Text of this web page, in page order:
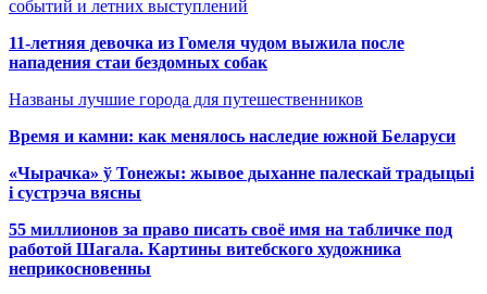
событий и летних выступлений
11-летняя девочка из Гомеля чудом выжила после
нападения стаи бездомных собак
Названы лучшие города для путешественников
Время и камни: как менялось наследие южной Беларуси
«Чырачка» ў Тонежы: жывое дыханне палескай традыцыі
і сустрэча вясны
55 миллионов за право писать своё имя на табличке под
работой Шагала. Картины витебского художника
неприкосновенны